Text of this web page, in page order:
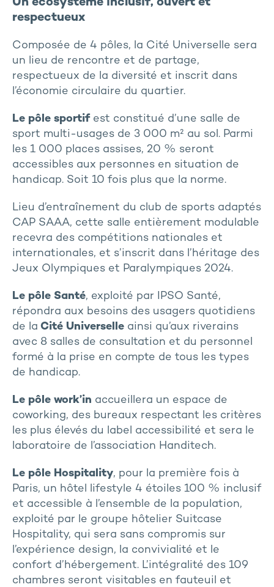
Un écosystème inclusif, ouvert et
respectueux
Composée de 4 pôles, la Cité Universelle sera
un lieu de rencontre et de partage,
respectueux de la diversité et inscrit dans
l’économie circulaire du quartier.
Le pôle sportif est constitué d’une salle de
sport multi-usages de 3 000 m² au sol. Parmi
les 1 000 places assises, 20 % seront
accessibles aux personnes en situation de
handicap. Soit 10 fois plus que la norme.
Lieu d’entraînement du club de sports adaptés
CAP SAAA, cette salle entièrement modulable
recevra des compétitions nationales et
internationales, et s’inscrit dans l’héritage des
Jeux Olympiques et Paralympiques 2024.
Le pôle Santé, exploité par IPSO Santé,
répondra aux besoins des usagers quotidiens
de la Cité Universelle ainsi qu’aux riverains
avec 8 salles de consultation et du personnel
formé à la prise en compte de tous les types
de handicap.
Le pôle work’in accueillera un espace de
coworking, des bureaux respectant les critères
les plus élevés du label accessibilité et sera le
laboratoire de l’association Handitech.
Le pôle Hospitality, pour la première fois à
Paris, un hôtel lifestyle 4 étoiles 100 % inclusif
et accessible à l’ensemble de la population,
exploité par le groupe hôtelier Suitcase
Hospitality, qui sera sans compromis sur
l’expérience design, la convivialité et le
confort d’hébergement. L’intégralité des 109
chambres seront visitables en fauteuil et